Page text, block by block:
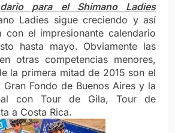
para el Shimano Ladies
Ladies sigue creciendo y así
con el impresionante calendario
hasta mayo. Obviamente las
otras competencias menores,
la primera mitad de 2015 son el
Fondo de Buenos Aires y la
con Tour de Gila, Tour de
a Costa Rica.